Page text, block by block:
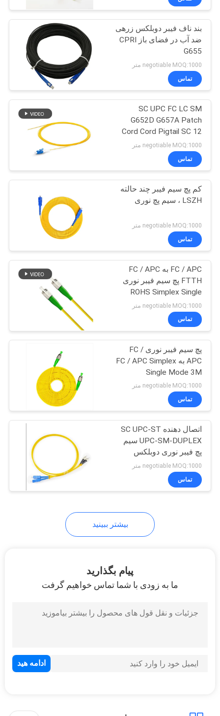
موارد
نقشه
سایت
سیاست
حفظ
حریم
خصوصی
بند ناف فیبر دوبلکس زرهی
ضد آب در فضای باز CPRI
G655
negotiable MOQ:1000 متر
تماس
SC UPC FC LC SM
G652D G657A Patch
Cord Cord Pigtail SC 12
Core Optic Fiber Patch
Cord
negotiable MOQ:1000 متر
تماس
کم پچ سیم فیبر چند حالته
LSZH ، سیم پچ نوری
negotiable MOQ:1000 متر
تماس
FC / APC به FC / APC
FTTH پچ سیم فیبر نوری
ROHS Simplex Single
Mode 3M
negotiable MOQ:1000 متر
تماس
پچ سیم فیبر نوری FC /
APC به FC / APC Simplex
Single Mode 3M
negotiable MOQ:1000 متر
تماس
اتصال دهنده SC UPC-ST
UPC-SM-DUPLEX سیم
پچ فیبر نوری دوبلکس
negotiable MOQ:1000 متر
تماس
بیشتر ببینید
پیام بگذارید
ما به زودی با شما تماس خواهیم گرفت